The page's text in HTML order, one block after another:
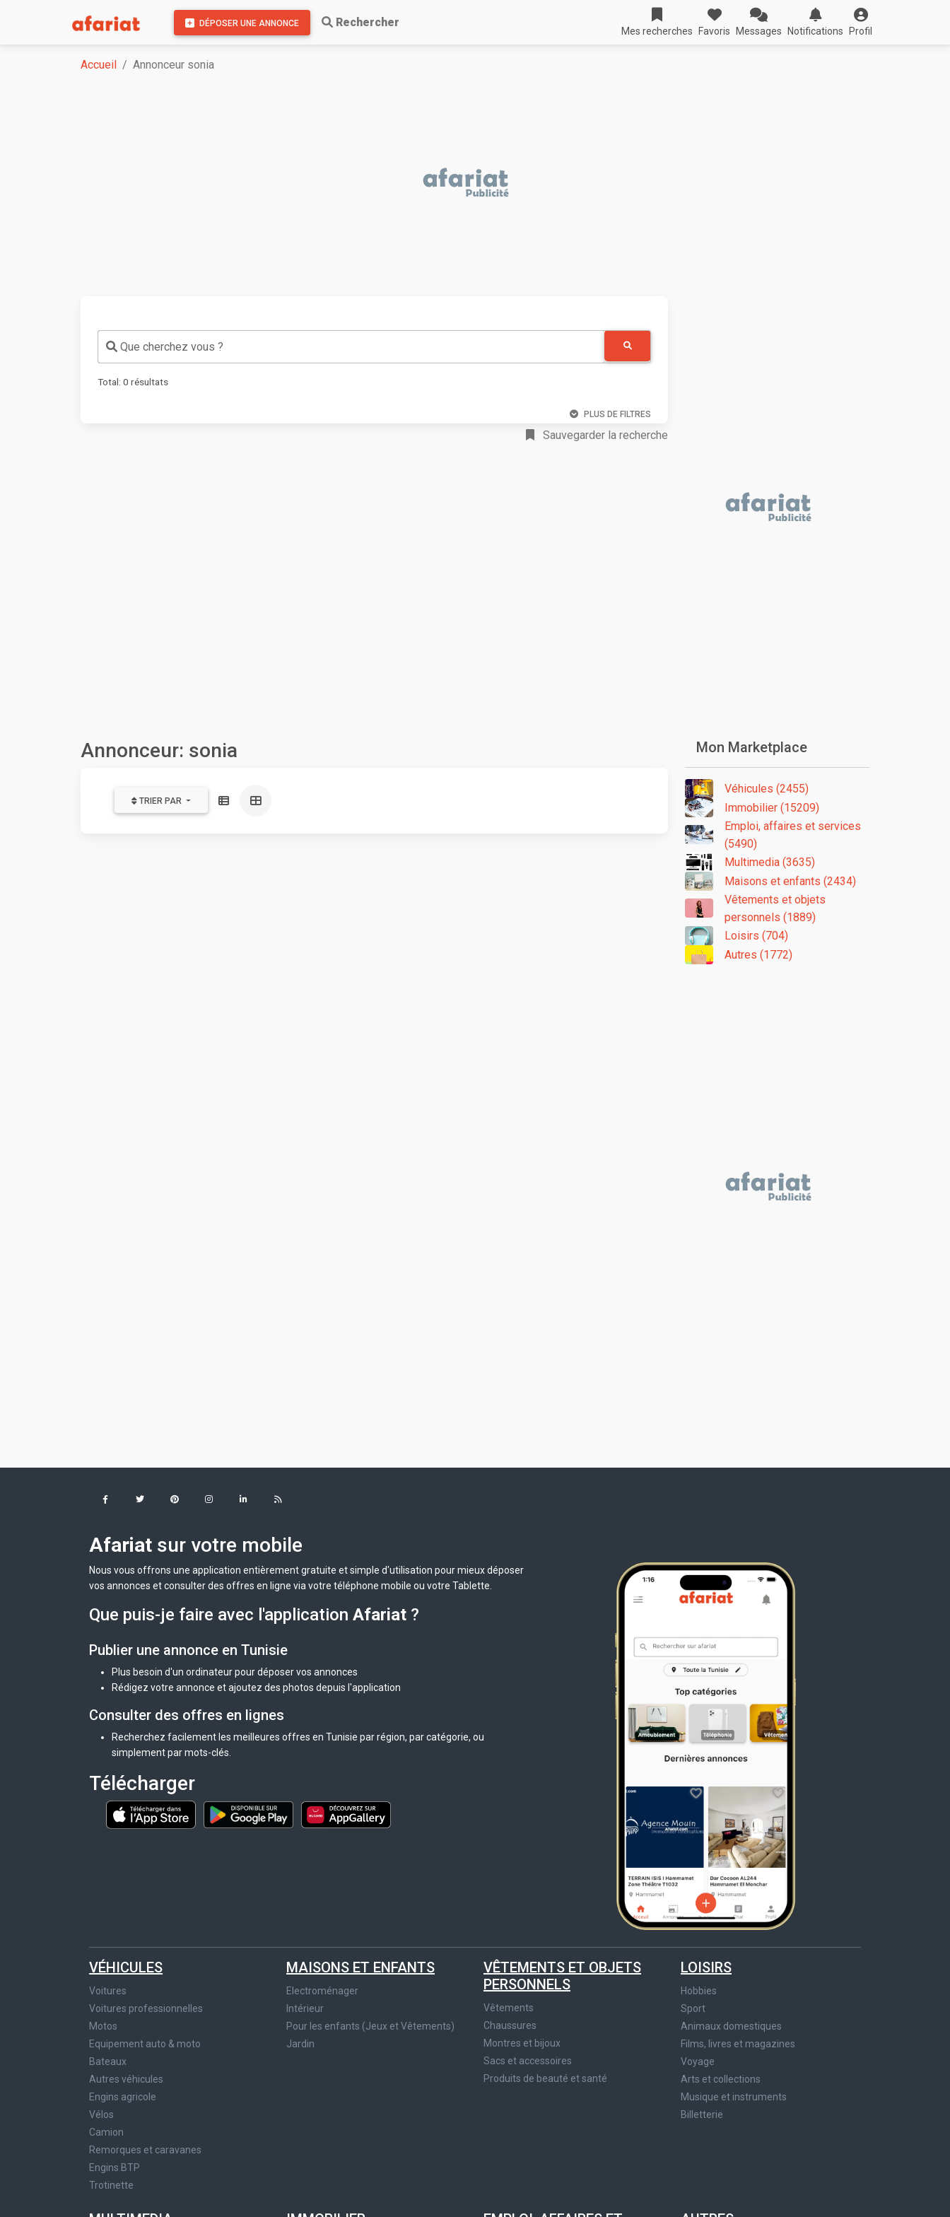
DÉPOSER UNE ANNONCE Rechercher
Mes recherches Favoris Messages Notifications Profil
Accueil Annonceur sonia
Que cherchez vous ?
Total: 0 résultats
PLUS DE FILTRES
Sauvegarder la recherche
Annonceur: sonia
TRIER PAR
Mon Marketplace
Véhicules (2455)
Immobilier (15209)
Emploi, affaires et services
(5490)
Multimedia (3635)
Maisons et enfants (2434)
Vêtements et objets
personnels (1889)
Loisirs (704)
Autres (1772)
Afariat sur votre mobile
Nous vous offrons une application entièrement gratuite et simple d'utilisation pour mieux déposer
vos annonces et consulter des offres en ligne via votre téléphone mobile ou votre Tablette.
Que puis-je faire avec l'application Afariat ?
Publier une annonce en Tunisie
Plus besoin d'un ordinateur pour déposer vos annonces
Rédigez votre annonce et ajoutez des photos depuis l'application
Consulter des offres en lignes
Recherchez facilement les meilleures offres en Tunisie par région, par catégorie, ou
simplement par mots-clés.
Télécharger
VÉHICULES
Voitures
Voitures professionnelles
Motos
Equipement auto & moto
Bateaux
Autres véhicules
Engins agricole
Vélos
Camion
Remorques et caravanes
Engins BTP
Trotinette
MAISONS ET ENFANTS
Electroménager
Intérieur
Pour les enfants (Jeux et Vêtements)
Jardin
VÊTEMENTS ET OBJETS
PERSONNELS
Vêtements
Chaussures
Montres et bijoux
Sacs et accessoires
Produits de beauté et santé
LOISIRS
Hobbies
Sport
Animaux domestiques
Films, livres et magazines
Voyage
Arts et collections
Musique et instruments
Billetterie